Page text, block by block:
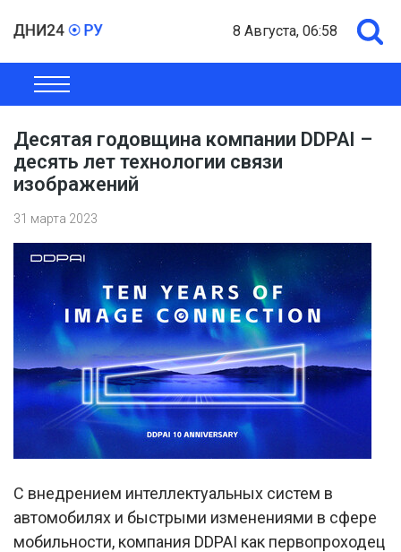
8 Августа, 06:58
ОБЩЕСТВО
Десятая годовщина компании DDPAI –
десять лет технологии связи
изображений
31 марта 2023
С внедрением интеллектуальных систем в
автомобилях и быстрыми изменениями в сфере
мобильности, компания DDPAI как первопроходец